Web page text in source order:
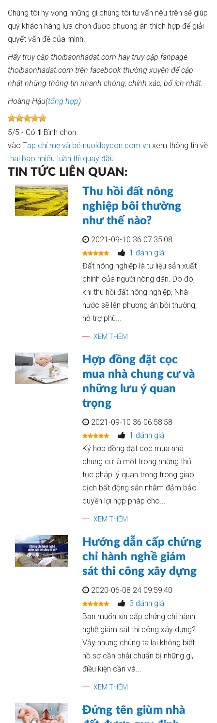
Chúng tôi hy vọng những gì chúng tôi tư vấn nêu trên sẽ giúp
quý khách hàng lựa chọn được phương án thích hợp để giải
quyết vấn đề của mình.
Hãy truy cập thoibaonhadat.com hay truy cập fanpage
thoibaonhadat.com trên facebook thường xuyên để cập
nhật những thông tin nhanh chóng, chính xác, bổ ích nhất.
Hoàng Hậu(tổng hợp)
5/5 - Có 1 Bình chọn
vào Tạp chí mẹ và bé nuoidaycon.com.vn xem thông tin về
thai bao nhiêu tuần thì quay đầu
TIN TỨC LIÊN QUAN:
Thu hồi đất nông
nghiệp bôi thường
như thế nào?
2021-09-10 36 07:35:08
1 đánh giá
Đất nông nghiệp là tư liệu sản xuất
chính của người nông dân. Do đó,
khi thu hồi đất nông nghiệp, Nhà
nước sẽ lên phương án bồi thường,
hỗ trợ phù...
XEM THÊM
Hợp đồng đặt cọc
mua nhà chung cư và
những lưu ý quan
trọng
2021-09-10 36 06:58:58
1 đánh giá
Ký hợp đồng đặt cọc mua nhà
chung cư là một trong những thủ
tục pháp lý quan trọng trong giao
dịch bất động sản nhằm đảm bảo
quyền lợi hợp pháp cho...
XEM THÊM
Hướng dẫn cấp chứng
chỉ hành nghề giám
sát thi công xây dựng
2020-06-08 24 09:59:40
3 đánh giá
Bạn muốn xin cấp chứng chỉ hành
nghề giám sát thi công xây dựng?
Vậy nhưng chúng ta lại không biết
hồ sơ cần phải chuẩn bị những gì,
điều kiện cần và...
XEM THÊM
Đứng tên giùm nhà